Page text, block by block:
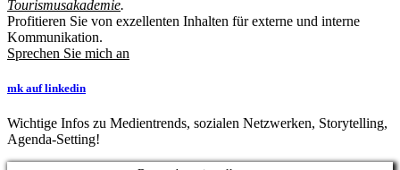
Tourismusakademie.
Profitieren Sie von exzellenten Inhalten für externe und interne
Kommunikation.
Sprechen Sie mich an
mk auf linkedin
Wichtige Infos zu Medientrends, sozialen Netzwerken, Storytelling,
Agenda-Setting!